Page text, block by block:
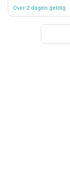
Over 2 dagen geldig